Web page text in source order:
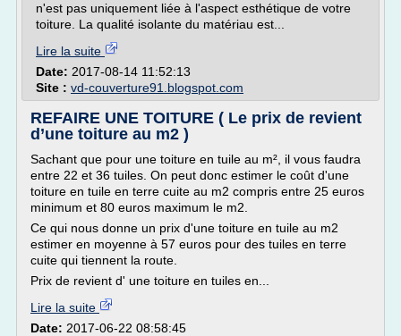
n'est pas uniquement liée à l'aspect esthétique de votre
toiture. La qualité isolante du matériau est...
Lire la suite
Date: 2017-08-14 11:52:13
Site : vd-couverture91.blogspot.com
REFAIRE UNE TOITURE ( Le prix de revient
d’une toiture au m2 )
Sachant que pour une toiture en tuile au m², il vous faudra
entre 22 et 36 tuiles. On peut donc estimer le coût d'une
toiture en tuile en terre cuite au m2 compris entre 25 euros
minimum et 80 euros maximum le m2.
Ce qui nous donne un prix d'une toiture en tuile au m2
estimer en moyenne à 57 euros pour des tuiles en terre
cuite qui tiennent la route.
Prix de revient d' une toiture en tuiles en...
Lire la suite
Date: 2017-06-22 08:58:45